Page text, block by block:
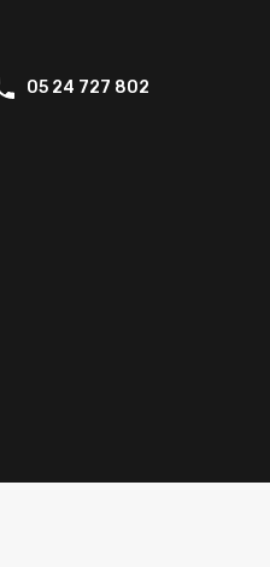
05 24 727 802